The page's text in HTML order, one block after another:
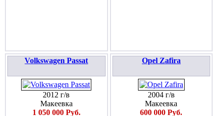
Volkswagen Passat
2012 г/в
Макеевка
1 050 000 Руб.
Opel Zafira
2004 г/в
Макеевка
600 000 Руб.